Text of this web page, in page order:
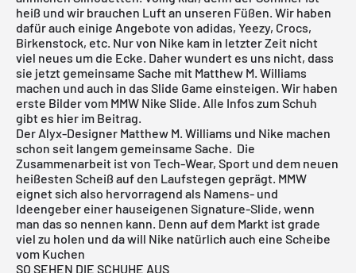
heiß und wir brauchen Luft an unseren Füßen. Wir haben
dafür auch einige Angebote von adidas, Yeezy, Crocs,
Birkenstock, etc. Nur von Nike kam in letzter Zeit nicht
viel neues um die Ecke. Daher wundert es uns nicht, dass
sie jetzt gemeinsame Sache mit Matthew M. Williams
machen und auch in das Slide Game einsteigen. Wir haben
erste Bilder vom MMW Nike Slide. Alle Infos zum Schuh
gibt es hier im Beitrag.
Der Alyx-Designer Matthew M. Williams und Nike machen
schon seit langem gemeinsame Sache. Die
Zusammenarbeit ist von Tech-Wear, Sport und dem neuen
heißesten Scheiß auf den Laufstegen geprägt. MMW
eignet sich also hervorragend als Namens- und
Ideengeber einer hauseigenen Signature-Slide, wenn
man das so nennen kann. Denn auf dem Markt ist grade
viel zu holen und da will Nike natürlich auch eine Scheibe
vom Kuchen
SO SEHEN DIE SCHUHE AUS